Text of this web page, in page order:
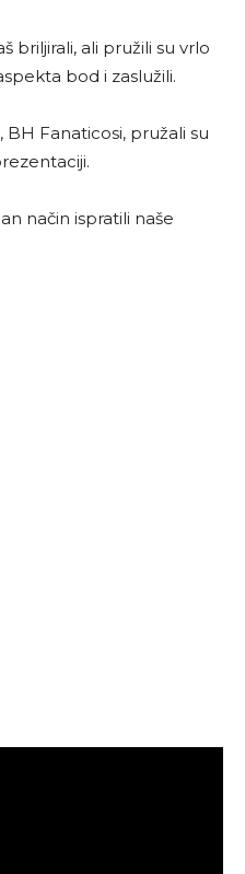
briljirali, ali pružili su vrlo
bod i zaslužili.
Fanaticosi, pružali su
način ispratili naše